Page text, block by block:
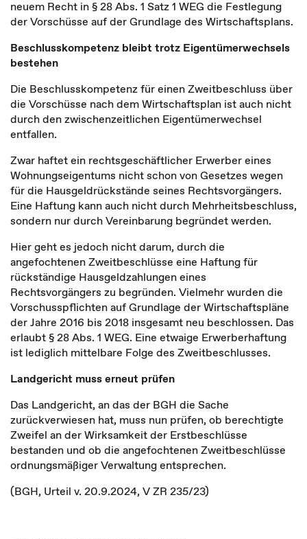
neuem Recht in § 28 Abs. 1 Satz 1 WEG die Festlegung
der Vorschüsse auf der Grundlage des Wirtschaftsplans.
Beschlusskompetenz bleibt trotz Eigentümerwechsels
bestehen
Die Beschlusskompetenz für einen Zweitbeschluss über
die Vorschüsse nach dem Wirtschaftsplan ist auch nicht
durch den zwischenzeitlichen Eigentümerwechsel
entfallen.
Zwar haftet ein rechtsgeschäftlicher Erwerber eines
Wohnungseigentums nicht schon von Gesetzes wegen
für die Hausgeldrückstände seines Rechtsvorgängers.
Eine Haftung kann auch nicht durch Mehrheitsbeschluss,
sondern nur durch Vereinbarung begründet werden.
Hier geht es jedoch nicht darum, durch die
angefochtenen Zweitbeschlüsse eine Haftung für
rückständige Hausgeldzahlungen eines
Rechtsvorgängers zu begründen. Vielmehr wurden die
Vorschusspflichten auf Grundlage der Wirtschaftspläne
der Jahre 2016 bis 2018 insgesamt neu beschlossen. Das
erlaubt § 28 Abs. 1 WEG. Eine etwaige Erwerberhaftung
ist lediglich mittelbare Folge des Zweitbeschlusses.
Landgericht muss erneut prüfen
Das Landgericht, an das der BGH die Sache
zurückverwiesen hat, muss nun prüfen, ob berechtigte
Zweifel an der Wirksamkeit der Erstbeschlüsse
bestanden und ob die angefochtenen Zweitbeschlüsse
ordnungsmäßiger Verwaltung entsprechen.
(BGH, Urteil v. 20.9.2024, V ZR 235/23)